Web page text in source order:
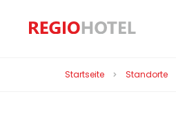
Startseite Standorte